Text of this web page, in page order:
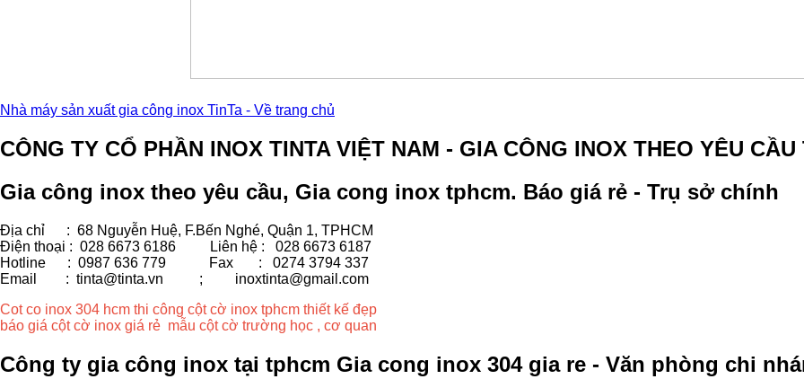
Nhà máy sản xuất gia công inox TinTa - Về trang chủ
CÔNG TY CỔ PHẦN INOX TINTA VIỆT NAM - GIA CÔNG INOX THEO YÊU CẦU
Gia công inox theo yêu cầu, Gia cong inox tphcm. Báo giá rẻ - Trụ sở chính
Địa chỉ : 68 Nguyễn Huệ, F.Bến Nghé, Quận 1, TPHCM
Điện thoại : 028 6673 6186
Liên hệ : 028 6673 6187
Hotline : 0987 636 779 Fax
: 0274 3794 337
Email : tinta@tinta.vn ;
inoxtinta@gmail.com
Cot co inox 304 hcm thi công cột cờ inox tphcm thiết kế đẹp
báo giá cột cờ inox giá rẻ mẫu cột cờ trường học , cơ quan
Công ty gia công inox tại tphcm Gia cong inox 304 gia re - Văn phòng chi